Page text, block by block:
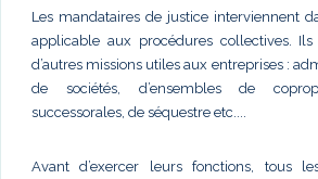
Les mandataires de justice interviennent
applicable aux procédures collectives.
d’autres missions utiles aux entreprises :
de sociétés, d’ensembles de
successorales, de séquestre etc....
Avant d’exercer leurs fonctions, tous